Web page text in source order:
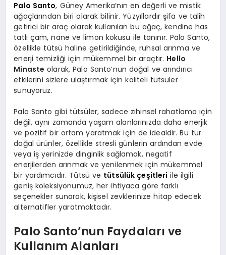
Palo Santo, Güney Amerika’nın en değerli ve mistik
ağaçlarından biri olarak bilinir. Yüzyıllardır şifa ve talih
getirici bir araç olarak kullanılan bu ağaç, kendine has
tatlı çam, nane ve limon kokusu ile tanınır. Palo Santo,
özellikle tütsü haline getirildiğinde, ruhsal arınma ve
enerji temizliği için mükemmel bir araçtır. Hello
Minaste olarak, Palo Santo’nun doğal ve arındırıcı
etkilerini sizlere ulaştırmak için kaliteli tütsüler
sunuyoruz.
Palo Santo gibi tütsüler, sadece zihinsel rahatlama için
değil, aynı zamanda yaşam alanlarınızda daha enerjik
ve pozitif bir ortam yaratmak için de idealdir. Bu tür
doğal ürünler, özellikle stresli günlerin ardından evde
veya iş yerinizde dinginlik sağlamak, negatif
enerjilerden arınmak ve yenilenmek için mükemmel
bir yardımcıdır. Tütsü ve tütsülük çeşitleri ile ilgili
geniş koleksiyonumuz, her ihtiyaca göre farklı
seçenekler sunarak, kişisel zevklerinize hitap edecek
alternatifler yaratmaktadır.
Palo Santo’nun Faydaları ve
Kullanım Alanları